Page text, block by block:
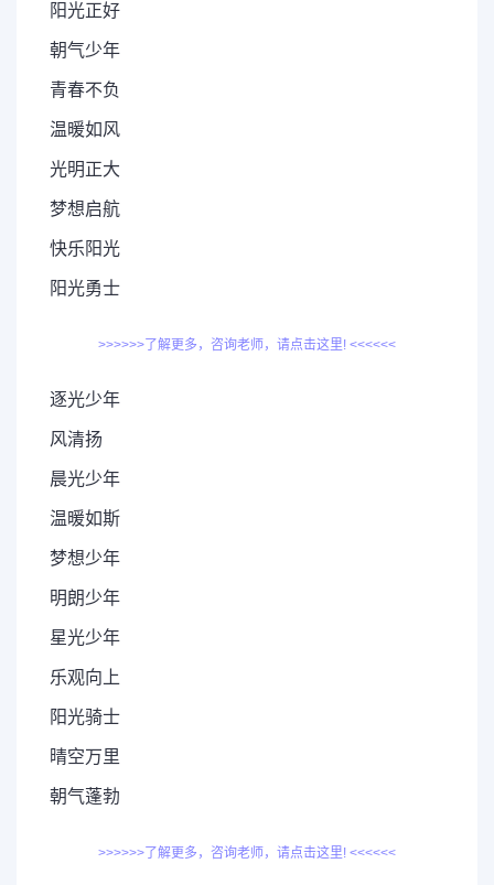
阳光正好
朝气少年
青春不负
温暖如风
光明正大
梦想启航
快乐阳光
阳光勇士
>>>>>>了解更多，咨询老师，请点击这里! <<<<<<
逐光少年
风清扬
晨光少年
温暖如斯
梦想少年
明朗少年
星光少年
乐观向上
阳光骑士
晴空万里
朝气蓬勃
>>>>>>了解更多，咨询老师，请点击这里! <<<<<<